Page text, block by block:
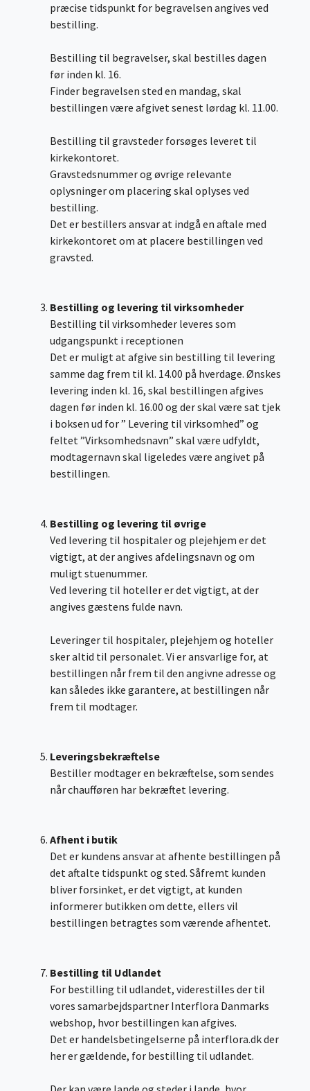
præcise tidspunkt for begravelsen angives ved
bestilling.
Bestilling til begravelser, skal bestilles dagen
før inden kl. 16.
Finder begravelsen sted en mandag, skal
bestillingen være afgivet senest lørdag kl. 11.00.
Bestilling til gravsteder forsøges leveret til
kirkekontoret.
Gravstedsnummer og øvrige relevante
oplysninger om placering skal oplyses ved
bestilling.
Det er bestillers ansvar at indgå en aftale med
kirkekontoret om at placere bestillingen ved
gravsted.
Bestilling og levering til virksomheder
Bestilling til virksomheder leveres som
udgangspunkt i receptionen
Det er muligt at afgive sin bestilling til levering
samme dag frem til kl. 14.00 på hverdage. Ønskes
levering inden kl. 16, skal bestillingen afgives
dagen før inden kl. 16.00 og der skal være sat tjek
i boksen ud for ” Levering til virksomhed” og
feltet ”Virksomhedsnavn” skal være udfyldt,
modtagernavn skal ligeledes være angivet på
bestillingen.
Bestilling og levering til øvrige
Ved levering til hospitaler og plejehjem er det
vigtigt, at der angives afdelingsnavn og om
muligt stuenummer.
Ved levering til hoteller er det vigtigt, at der
angives gæstens fulde navn.
Leveringer til hospitaler, plejehjem og hoteller
sker altid til personalet. Vi er ansvarlige for, at
bestillingen når frem til den angivne adresse og
kan således ikke garantere, at bestillingen når
frem til modtager.
Leveringsbekræftelse
Bestiller modtager en bekræftelse, som sendes
når chaufføren har bekræftet levering.
Afhent i butik
Det er kundens ansvar at afhente bestillingen på
det aftalte tidspunkt og sted. Såfremt kunden
bliver forsinket, er det vigtigt, at kunden
informerer butikken om dette, ellers vil
bestillingen betragtes som værende afhentet.
Bestilling til Udlandet
For bestilling til udlandet, viderestilles der til
vores samarbejdspartner Interflora Danmarks
webshop, hvor bestillingen kan afgives.
Det er handelsbetingelserne på interflora.dk der
her er gældende, for bestilling til udlandet.